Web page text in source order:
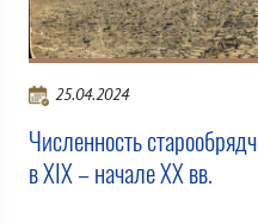
25.04.2024
Численность
в XIX – начале XX вв.